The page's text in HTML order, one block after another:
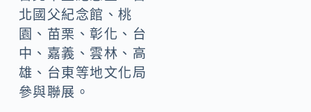
北國父紀念館、桃
園、苗栗、彰化、台
中、嘉義、雲林、高
雄、台東等地文化局
參與聯展。